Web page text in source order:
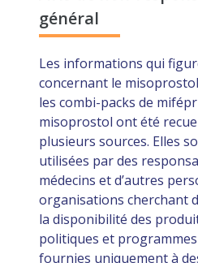
général
Les informations qui
concernant le
les combi-packs de
misoprostol ont été
plusieurs sources. Elles
utilisées par des
médecins et d’autres
organisations cherchant
la disponibilité des
politiques et
fournies uniquement à